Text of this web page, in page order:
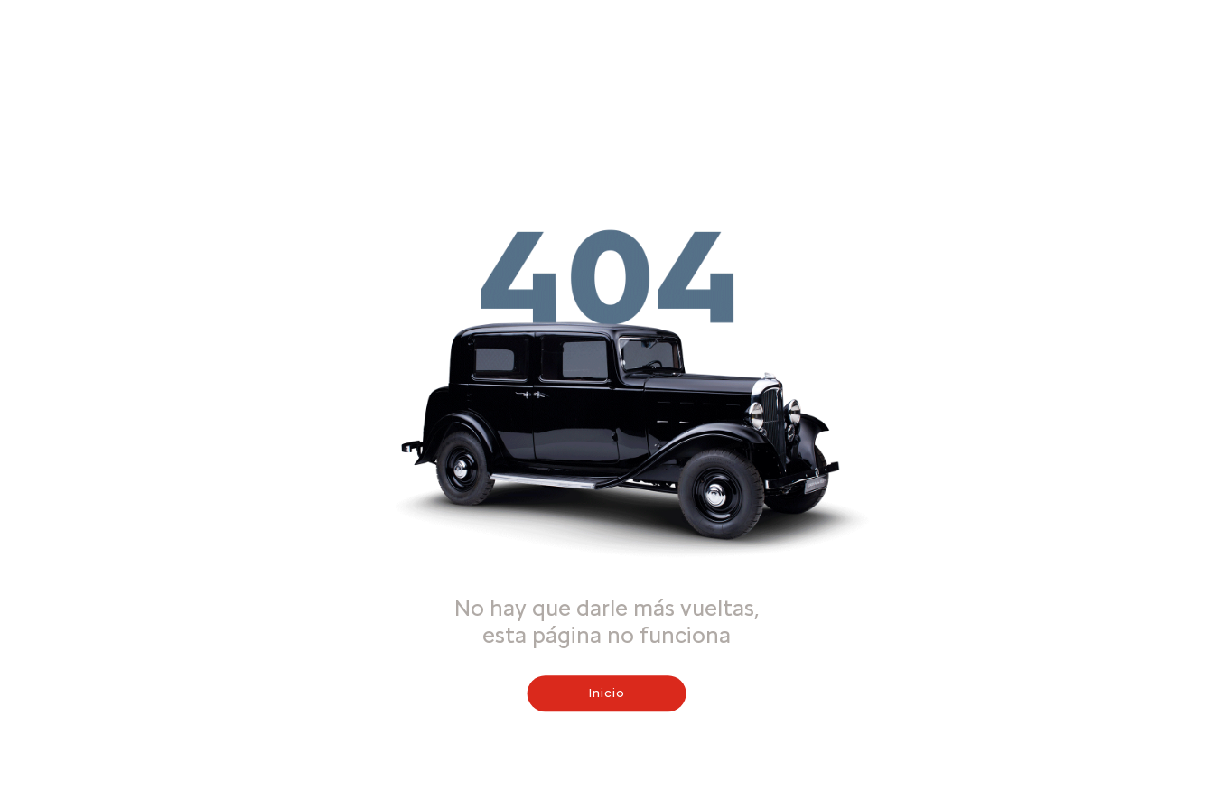
No hay que darle más vueltas,
esta página no funciona
Inicio